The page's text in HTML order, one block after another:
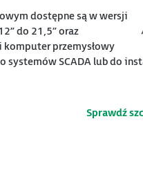
dostępne są w wersji
do 21,5” oraz
komputer przemysłowy
systemów SCADA lub do
Sprawdź